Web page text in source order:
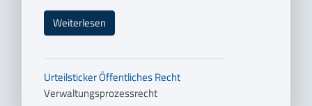
Weiterlesen
UrteilstickerÖffentliches Recht
Verwaltungsprozessrecht